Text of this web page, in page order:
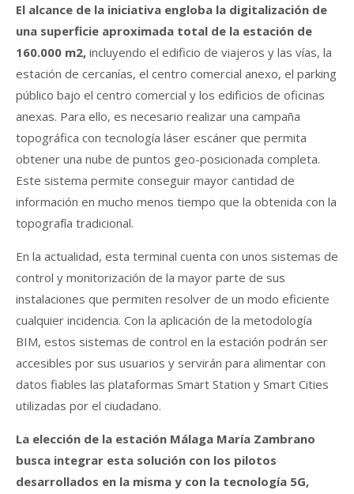
El alcance de la iniciativa engloba la digitalización de
una superficie aproximada total de la estación de
160.000 m2, incluyendo el edificio de viajeros y las vías, la
estación de cercanías, el centro comercial anexo, el parking
público bajo el centro comercial y los edificios de oficinas
anexas. Para ello, es necesario realizar una campaña
topográfica con tecnología láser escáner que permita
obtener una nube de puntos geo-posicionada completa.
Este sistema permite conseguir mayor cantidad de
información en mucho menos tiempo que la obtenida con la
topografía tradicional.
En la actualidad, esta terminal cuenta con unos sistemas de
control y monitorización de la mayor parte de sus
instalaciones que permiten resolver de un modo eficiente
cualquier incidencia. Con la aplicación de la metodología
BIM, estos sistemas de control en la estación podrán ser
accesibles por sus usuarios y servirán para alimentar con
datos fiables las plataformas Smart Station y Smart Cities
utilizadas por el ciudadano.
La elección de la estación Málaga María Zambrano
busca integrar esta solución con los pilotos
desarrollados en la misma y con la tecnología 5G,